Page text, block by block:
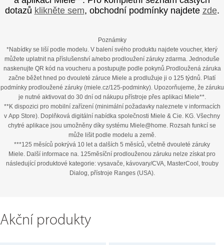
dotazů klikněte sem, obchodní podmínky najdete zde.
Poznámky
*Nabídky se liší podle modelu. V balení svého produktu najdete voucher, který
můžete uplatnit na příslušenství a/nebo prodloužení záruky zdarma. Jednoduše
naskenujte QR kód na voucheru a postupujte podle pokynů.Prodloužená záruka
začne běžet hned po dvouleté záruce Miele a prodlužuje ji o 125 týdnů. Platí
podmínky prodloužené záruky (miele.cz/125-podminky). Upozorňujeme, že záruku
je nutné aktivovat do 30 dní od nákupu přístroje přes aplikaci Miele**.
**K dispozici pro mobilní zařízení (minimální požadavky naleznete v informacích
v App Store). Doplňková digitální nabídka společnosti Miele & Cie. KG. Všechny
chytré aplikace jsou umožněny díky systému Miele@home. Rozsah funkcí se
může lišit podle modelu a země.
***125 měsíců pokrývá 10 let a dalších 5 měsíců, včetně dvouleté záruky
Miele. Další informace na. 125měsíční prodlouženou záruku nelze získat pro
následující produktové kategorie: vysavače, kávovary/CVA, MasterCool, trouby
Dialog, přístroje Ranges (USA).
Akční produkty